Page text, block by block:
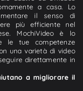
a casa. Lo
il senso di
più efficiente nel
MochiVideo è lo
le tue competenze
una varietà di video
direttamente in
a migliorare il